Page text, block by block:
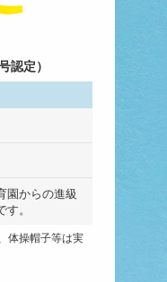
認定）
園からの進級
。
体操帽子等は実